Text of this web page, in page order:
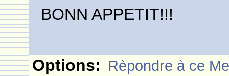
BONN APPETIT!!!
Options: Rèpondre à ce